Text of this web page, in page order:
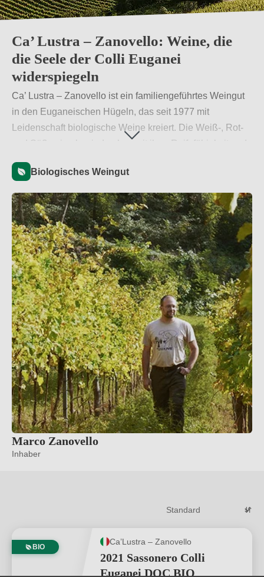
Ca’ Lustra – Zanovello: Weine, die
die Seele der Colli Euganei
widerspiegeln
Ca’ Lustra – Zanovello ist ein familiengeführtes Weingut
in den Euganeischen Hügeln, das seit 1977 mit
Leidenschaft biologische Weine kreiert. Die Weiß-, Rot-
und Süßweine beeindrucken mit ihrer Reifefähigkeit und
kontinuierlicher Forschung und Innovation bieten sie ein
unverwechselbares Geschmackserlebnis.Weiterlesen→
Biologisches Weingut
Marco Zanovello
Inhaber
BIO
Ca’Lustra – Zanovello
2021 Sassonero Colli
Euganei DOC BIO